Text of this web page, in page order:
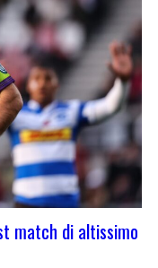
match di altissimo